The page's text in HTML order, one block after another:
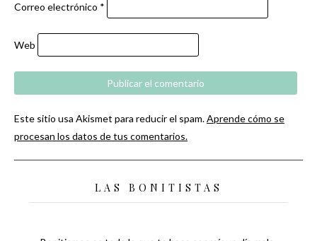
Correo electrónico *
Web
Este sitio usa Akismet para reducir el spam.Aprende cómo se
procesan los datos de tus comentarios.
LAS BONITISTAS